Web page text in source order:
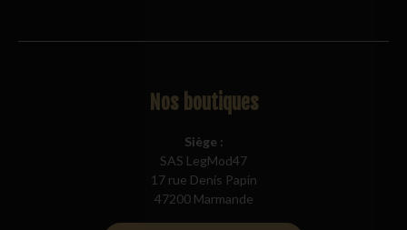
Nos boutiques
Siège :
SAS LegMod47
17 rue Denis Papin
47200 Marmande